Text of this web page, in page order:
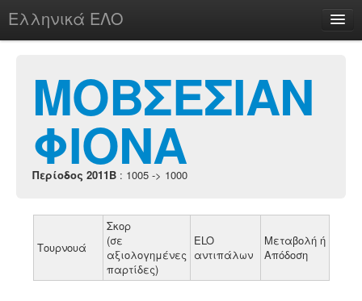
Ελληνικά ΕΛΟ
chesstu.be @ discord
Login
ΜΟΒΣΕΣΙΑΝ
ΦΙΟΝΑ
Περίοδος 2011B : 1005 -> 1000
Τουρνουά
Σκορ
(σε
αξιολογημένες
παρτίδες)
ELO
αντιπάλων
Μεταβολή ή
Απόδοση